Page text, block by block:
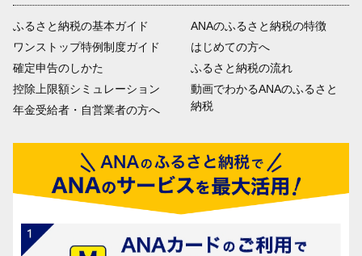
ふるさと納税の基本ガイド
ワンストップ特例制度ガイド
確定申告のしかた
控除上限額シミュレーション
年金受給者・自営業者の方へ
ANAのふるさと納税の特徴
はじめての方へ
ふるさと納税の流れ
動画でわかるANAのふるさと
納税